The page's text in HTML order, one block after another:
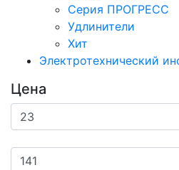
Серия ПРОГРЕСС
Удлинители
Хит
Электротехнический
Цена